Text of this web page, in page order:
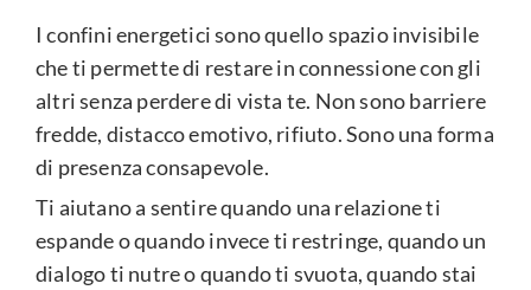
I confini energetici sono quello spazio invisibile
che ti permette di restare in connessione con gli
altri senza perdere di vista te. Non sono barriere
fredde, distacco emotivo, rifiuto. Sono una forma
di presenza consapevole.
Ti aiutano a sentire quando una relazione ti
espande o quando invece ti restringe, quando un
dialogo ti nutre o quando ti svuota, quando stai